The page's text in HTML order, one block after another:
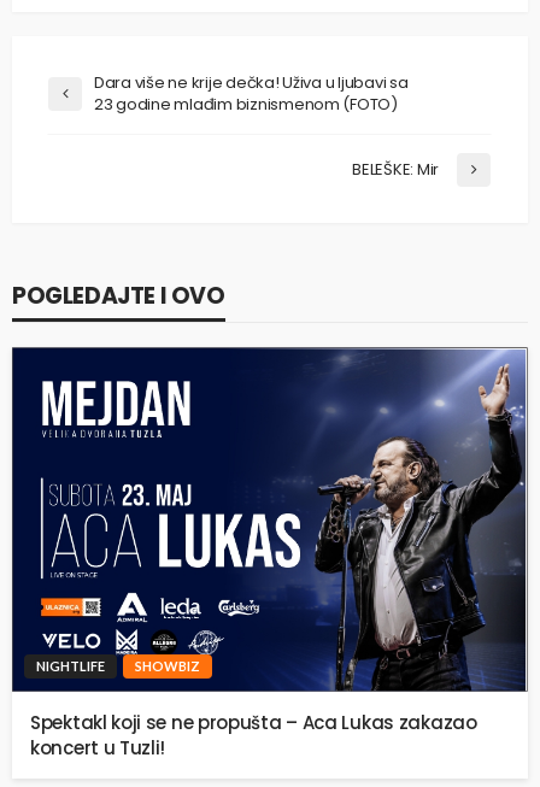
Dara više ne krije dečka! Uživa u ljubavi sa
23 godine mlađim biznismenom (FOTO)
BELEŠKE: Mir
POGLEDAJTE I OVO
NIGHTLIFE SHOWBIZ
Spektakl koji se ne propušta – Aca Lukas zakazao
koncert u Tuzli!